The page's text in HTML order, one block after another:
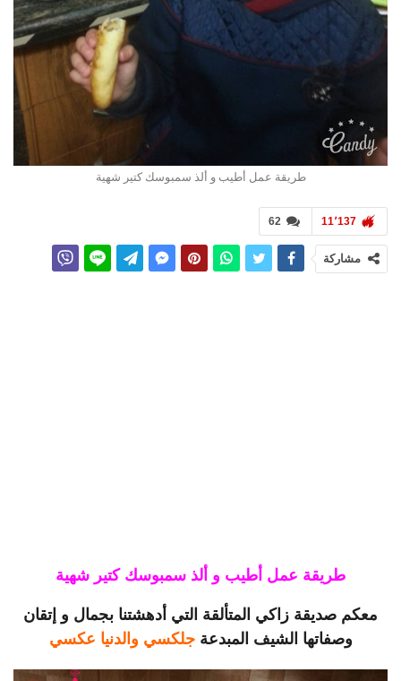
طريقة عمل أطيب و ألذ سمبوسك كتير شهية
62 11٬137
مشاركة
طريقة عمل أطيب و ألذ سمبوسك كتير شهية
معكم صديقة زاكي المتألقة التي أدهشتنا بجمال و إتقان
وصفاتها الشيف المبدعةجلكسي والدنيا عكسي